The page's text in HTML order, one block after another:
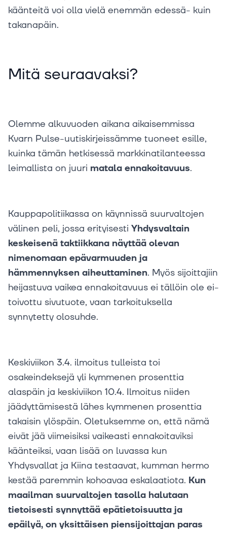
käänteitä voi olla vielä enemmän edessä- kuin
takanapäin.
Mitä seuraavaksi?
Olemme alkuvuoden aikana aikaisemmissa
Kvarn Pulse-uutiskirjeissämme tuoneet esille,
kuinka tämän hetkisessä markkinatilanteessa
leimallista on juuri matala ennakoitavuus.
Kauppapolitiikassa on käynnissä suurvaltojen
välinen peli, jossa erityisesti Yhdysvaltain
keskeisenä taktiikkana näyttää olevan
nimenomaan epävarmuuden ja
hämmennyksen aiheuttaminen. Myös sijoittajiin
heijastuva vaikea ennakoitavuus ei tällöin ole ei-
toivottu sivutuote, vaan tarkoituksella
synnytetty olosuhde.
Keskiviikon 3.4. ilmoitus tulleista toi
osakeindeksejä yli kymmenen prosenttia
alaspäin ja keskiviikon 10.4. Ilmoitus niiden
jäädyttämisestä lähes kymmenen prosenttia
takaisin ylöspäin. Oletuksemme on, että nämä
eivät jää viimeisiksi vaikeasti ennakoitaviksi
käänteiksi, vaan lisää on luvassa kun
Yhdysvallat ja Kiina testaavat, kumman hermo
kestää paremmin kohoavaa eskalaatiota. Kun
maailman suurvaltojen tasolla halutaan
tietoisesti synnyttää epätietoisuutta ja
epäilyä, on yksittäisen piensijoittajan paras